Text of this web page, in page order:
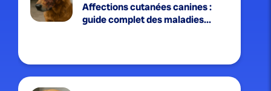
Affections cutanées canines :
guide complet des maladies...